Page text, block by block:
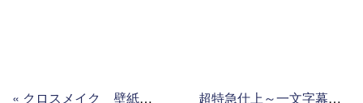
« クロスメイク 壁紙革命！ 超特急仕上～一文字幕の修理